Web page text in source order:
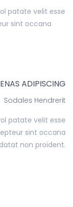
patate velit esse
sint occana
ADIPISCING
Sodales Hendrerit
patate velit esse
sint occana
non proident.